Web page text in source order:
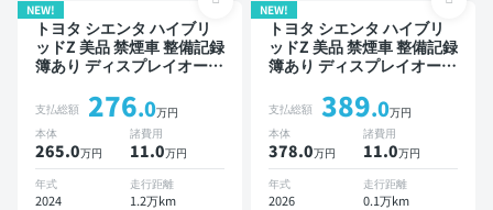
NEW!
トヨタ シエンタ ハイブリ
ッドZ 美品 禁煙車 整備記録
簿あり ディスプレイオーデ
ブラインドスポットモニタ
ー オートクルーズ スマー
トキー ETC バックモニタ
ー ドライブレコーダー 衝
突軽減 両側電動スライドド
ア
支払総額 276.0万円
本体
265.0万円
諸費用
11.0万円
年式
2024
走行距離
1.2万km
NEW!
トヨタ シエンタ ハイブリ
ッドZ 美品 禁煙車 整備記録
簿あり ディスプレイオーデ
ブラインドスポットモニタ
ー オートクルーズ スマー
トキー ETC バックモニタ
ー 全方位カメラ ドライブ
レコーダー 衝突軽減 両側
電動スライドドア
支払総額 389.0万円
本体
378.0万円
諸費用
11.0万円
年式
2026
走行距離
0.1万km